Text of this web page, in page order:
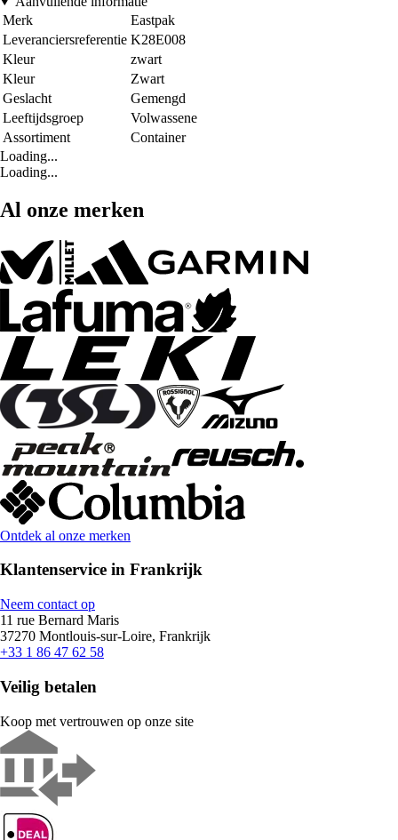
Merk
Eastpak
Leveranciersreferentie K28E008
Kleur
zwart
Kleur
Zwart
Geslacht
Gemengd
Leeftijdsgroep
Volwassene
Assortiment
Container
Loading...
Loading...
Al onze merken
Ontdek al onze merken
Klantenservice in Frankrijk
Neem contact op
11 rue Bernard Maris
37270 Montlouis-sur-Loire, Frankrijk
+33 1 86 47 62 58
Veilig betalen
Koop met vertrouwen op onze site